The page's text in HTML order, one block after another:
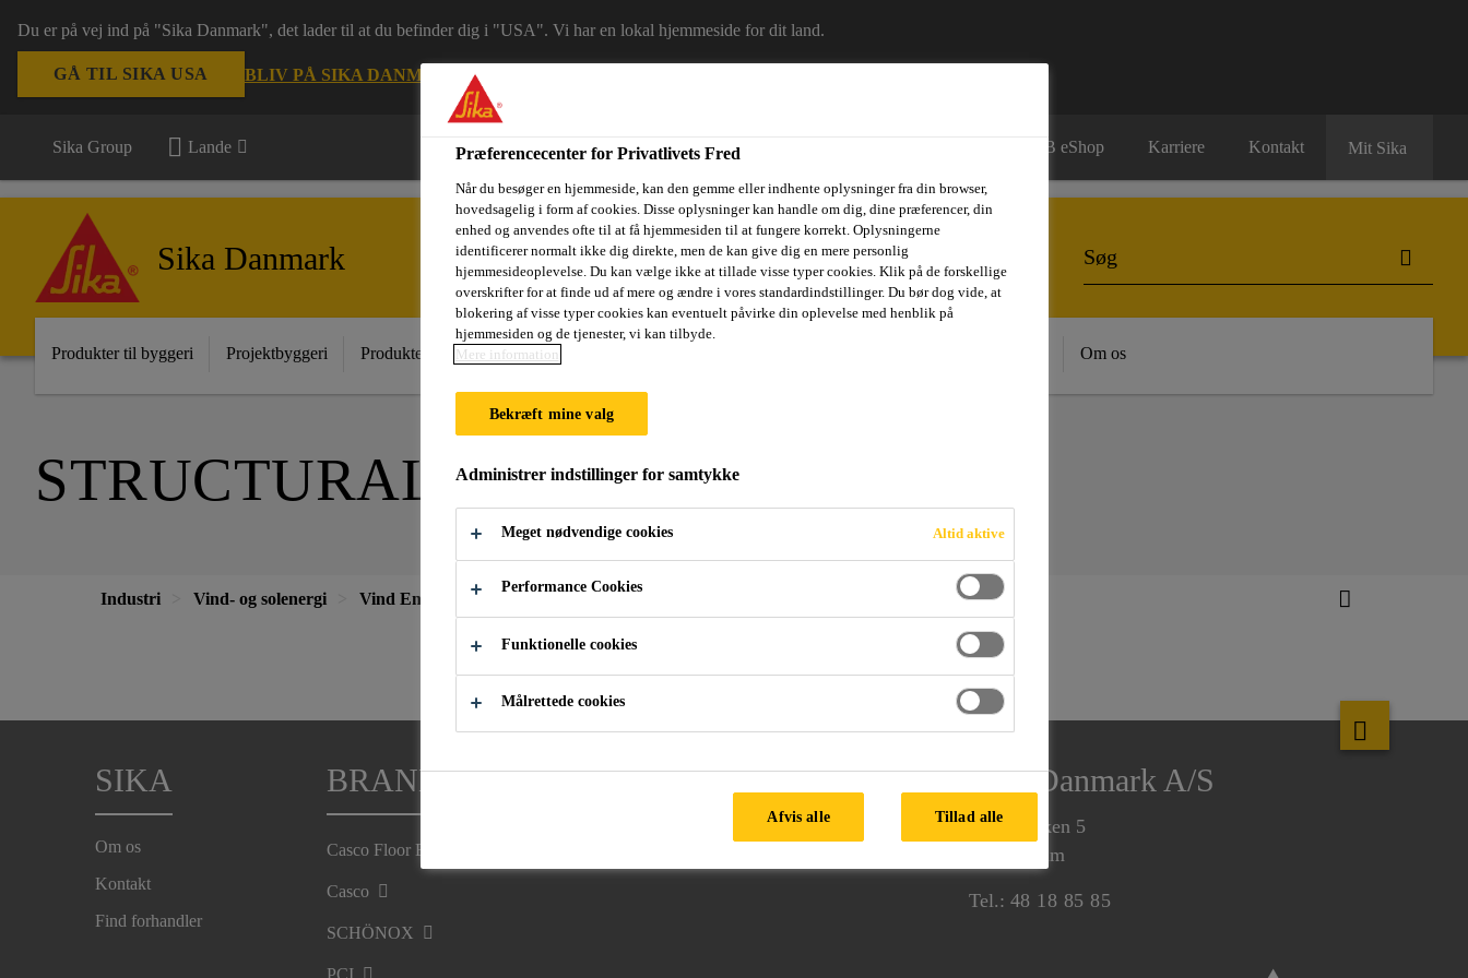
Du er på vej ind på "Sika Danmark", det lader til at du befinder dig i "USA". Vi har en lokal hjemmeside for dit land.
GÅ TIL SIKA USA BLIV PÅ SIKA DANMARK VÆLG ET LAND
Sika Group Lande B2B eShop Karriere Kontakt Mit Sika
Sika Danmark
Produkter til byggeri Projektbyggeri Produkter til industri Dokumenter Om os
STRUCTURAL BONDING
Industri Vind- og solenergi Vind Energi
SIKA
Om os
Kontakt
Find forhandler
BRANDS
Casco Floor Expert
Casco
SCHÖNOX
PCI
FØLG SIKA Sika Danmark A/S
Hirsemarken 5
3520 Farum
Tel.: 48 18 85 85
Præferencecenter for Privatlivets Fred
Når du besøger en hjemmeside, kan den gemme eller indhente oplysninger fra din browser,
hovedsagelig i form af cookies. Disse oplysninger kan handle om dig, dine præferencer, din
enhed og anvendes ofte til at få hjemmesiden til at fungere korrekt. Oplysningerne
identificerer normalt ikke dig direkte, men de kan give dig en mere personlig
hjemmesideoplevelse. Du kan vælge ikke at tillade visse typer cookies. Klik på de forskellige
overskrifter for at finde ud af mere og ændre i vores standardindstillinger. Du bør dog vide, at
blokering af visse typer cookies kan eventuelt påvirke din oplevelse med henblik på
hjemmesiden og de tjenester, vi kan tilbyde.
Mere information
Bekræft mine valg
Administrer indstillinger for samtykke
Meget nødvendige cookies Altid aktive
Performance Cookies
Funktionelle cookies
Målrettede cookies
Afvis alle Tillad alle